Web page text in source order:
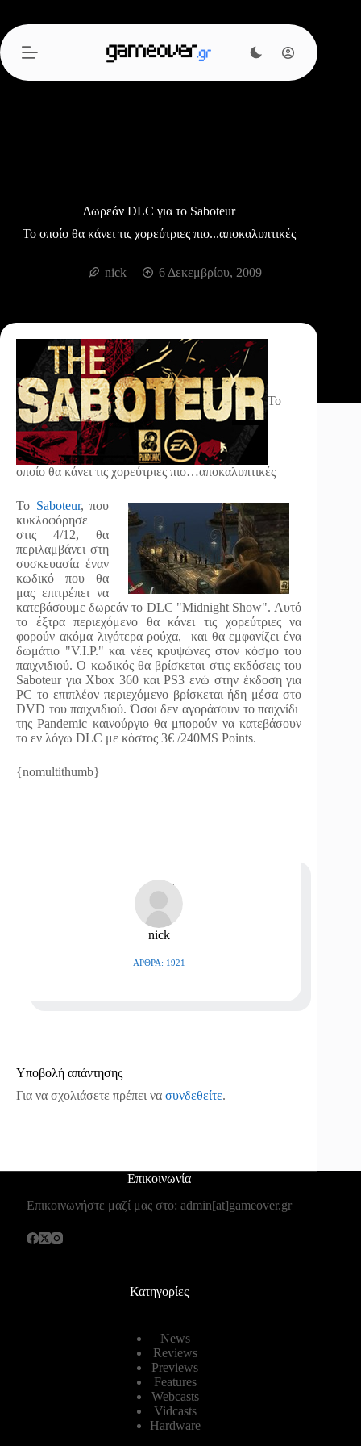
περιεχόμενο
Δωρεάν DLC για το Saboteur
Το οποίο θα κάνει τις χορεύτριες πιο...αποκαλυπτικές
nick 6 Δεκεμβρίου, 2009
Το
οποίο θα κάνει τις χορεύτριες πιο…αποκαλυπτικές
Το Saboteur, που
κυκλοφόρησε
στις 4/12, θα
περιλαμβάνει στη
συσκευασία έναν
κωδικό που θα
μας επιτρέπει να
κατεβάσουμε δωρεάν το DLC "Midnight Show". Αυτό
το έξτρα περιεχόμενο θα κάνει τις χορεύτριες να
φορούν ακόμα λιγότερα ρούχα, και θα εμφανίζει ένα
δωμάτιο "V.I.P." και νέες κρυψώνες στον κόσμο του
παιχνιδιού. Ο κωδικός θα βρίσκεται στις εκδόσεις του
Saboteur για Xbox 360 και PS3 ενώ στην έκδοση για
PC το επιπλέον περιεχόμενο βρίσκεται ήδη μέσα στο
DVD του παιχνιδιού. Όσοι δεν αγοράσουν το παιχνίδι
της Pandemic καινούργιο θα μπορούν να κατεβάσουν
το εν λόγω DLC με κόστος 3€ /240ΜS Points.
{nomultithumb}
nick
ΆΡΘΡΑ: 1921
Υποβολή απάντησης
Για να σχολιάσετε πρέπει να συνδεθείτε.
Επικοινωνία
Επικοινωνήστε μαζί μας στο: admin[at]gameover.gr
Κατηγορίες
News
Reviews
Previews
Features
Webcasts
Vidcasts
Hardware